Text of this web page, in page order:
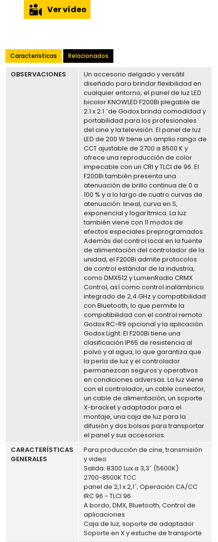
Ver vídeo
Características Relacionados
OBSERVACIONES
Un accesorio delgado y versátil
diseñado para brindar flexibilidad en
cualquier entorno, el panel de luz LED
bicolor KNOWLED F200Bi plegable de
2.1 x 2.1 ´de Godox brinda comodidad y
portabilidad para los profesionales
del cine y la televisión. El panel de luz
LED de 200 W tiene un amplio rango de
CCT ajustable de 2700 a 8500 K y
ofrece una reproducción de color
impecable con un CRI y TLCI de 96. El
F200Bi también presenta una
atenuación de brillo continua de 0 a
100 % y a lo largo de cuatro curvas de
atenuación: lineal, curva en S,
exponencial y logarítmica. La luz
también viene con 11 modos de
efectos especiales preprogramados.
Además del control local en la fuente
de alimentación del controlador de la
unidad, el F200Bi admite protocolos
de control estándar de la industria,
como DMX512 y LumenRadio CRMX
Control, así como control inalámbrico
integrado de 2,4 GHz y compatibilidad
con Bluetooth, lo que permite la
compatibilidad con el control remoto
Godox RC-R9 opcional y la aplicación
Godox Light. El F200Bi tiene una
clasificación IP65 de resistencia al
polvo y al agua, lo que garantiza que
la perla de luz y el controlador
permanezcan seguros y operativos
en condiciones adversas. La luz viene
con el controlador, un cable conector,
un cable de alimentación, un soporte
X-bracket y adaptador para el
montaje, una caja de luz para la
difusión y dos bolsas para transportar
el panel y sus accesorios.
CARACTERÍSTICAS
GENERALES
Para producción de cine, transmisión
y video
Salida: 8300 Lux a 3,3´ (5600K)
2700-8500K TCC
panel de 2,1 x 2,1´; Operación CA/CC
IRC 96 - TLCI 96
A bordo, DMX, Bluetooth, Control de
aplicaciones
Caja de luz, soporte de adaptador
Soporte en X y estuche de transporte